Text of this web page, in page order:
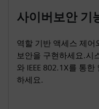
사이버보안 기
역할 기반 액세스 제어
보안을 구현하세요.시
와 IEEE 802.1X를 통
하세요.